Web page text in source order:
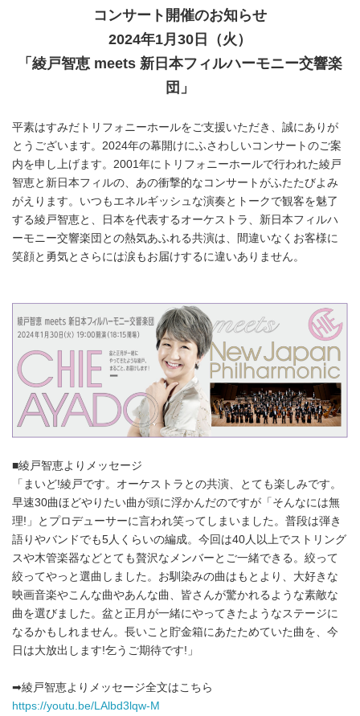
コンサート開催のお知らせ
2024年1月30日（火）
「綾戸智恵 meets 新日本フィルハーモニー交響楽
団」
平素はすみだトリフォニーホールをご支援いただき、誠にありが
とうございます。2024年の幕開けにふさわしいコンサートのご案
内を申し上げます。2001年にトリフォニーホールで行われた綾戸
智恵と新日本フィルの、あの衝撃的なコンサートがふたたびよみ
がえります。いつもエネルギッシュな演奏とトークで観客を魅了
する綾戸智恵と、日本を代表するオーケストラ、新日本フィルハ
ーモニー交響楽団との熱気あふれる共演は、間違いなくお客様に
笑顔と勇気とさらには涙もお届けするに違いありません。
■綾戸智恵よりメッセージ
「まいど!綾戸です。オーケストラとの共演、とても楽しみです。
早速30曲ほどやりたい曲が頭に浮かんだのですが「そんなには無
理!」とプロデューサーに言われ笑ってしまいました。普段は弾き
語りやバンドでも5人くらいの編成。今回は40人以上でストリング
スや木管楽器などとても贅沢なメンバーとご一緒できる。絞って
絞ってやっと選曲しました。お馴染みの曲はもとより、大好きな
映画音楽やこんな曲やあんな曲、皆さんが驚かれるような素敵な
曲を選びました。盆と正月が一緒にやってきたようなステージに
なるかもしれません。⾧いこと貯金箱にあたためていた曲を、今
日は大放出します!乞うご期待です!」
➡綾戸智恵よりメッセージ全文はこちら
https://youtu.be/LAlbd3lqw-M